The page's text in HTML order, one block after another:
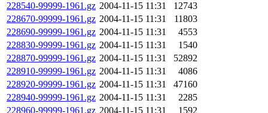
228540-99999-1961.gz 2004-11-15 11:31
12743
228670-99999-1961.gz 2004-11-15 11:31
11803
228690-99999-1961.gz 2004-11-15 11:31
4553
228830-99999-1961.gz 2004-11-15 11:31
1540
228870-99999-1961.gz 2004-11-15 11:31
52892
228910-99999-1961.gz 2004-11-15 11:31
4086
228920-99999-1961.gz 2004-11-15 11:31
47160
228940-99999-1961.gz 2004-11-15 11:31
2285
228960-99999-1961.gz 2004-11-15 11:31 1592